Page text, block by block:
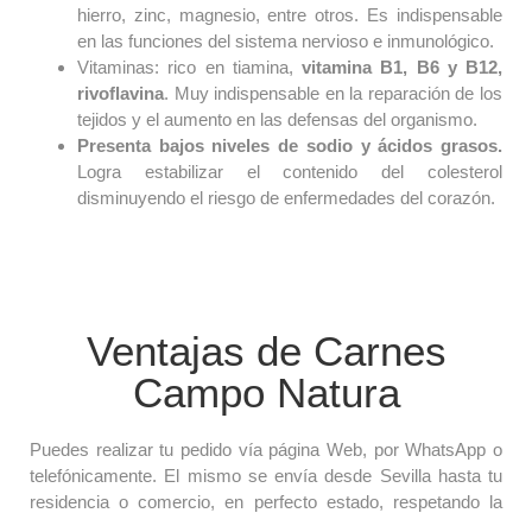
hierro, zinc, magnesio, entre otros. Es indispensable
en las funciones del sistema nervioso e inmunológico.
Vitaminas: rico en tiamina, vitamina B1, B6 y B12,
rivoflavina. Muy indispensable en la reparación de los
tejidos y el aumento en las defensas del organismo.
Presenta bajos niveles de sodio y ácidos grasos.
Logra estabilizar el contenido del colesterol
disminuyendo el riesgo de enfermedades del corazón.
Ventajas de Carnes
Campo Natura
Puedes realizar tu pedido vía página Web, por WhatsApp o
telefónicamente. El mismo se envía desde Sevilla hasta tu
residencia o comercio, en perfecto estado, respetando la